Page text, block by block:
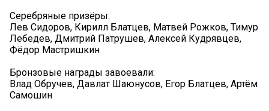
Серебряные призёры:
Лев Сидоров, Кирилл Блатцев, Матвей Рожков, Тимур
Лебедев, Дмитрий Патрушев, Алексей Кудрявцев,
Фёдор Мастришкин
Бронзовые награды завоевали:
Влад Обручев, Давлат Шаюнусов, Егор Блатцев, Артём
Самошин